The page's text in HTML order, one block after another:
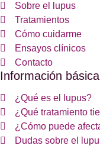
Sobre el lupus
Tratamientos
Cómo cuidarme
Ensayos clínicos
Contacto
Información básica
¿Qué es el lupus?
¿Qué tratamiento
¿Cómo puede
Dudas sobre el